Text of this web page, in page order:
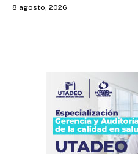
8 agosto, 2026